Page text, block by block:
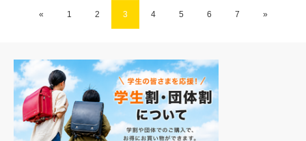
« 1 2 3 4 5 6 7 »